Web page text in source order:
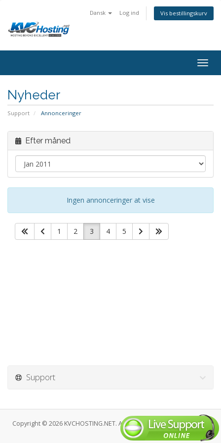
Dansk Log ind Vis bestillingskurv
Nyheder
Support Annonceringer
Efter måned
Ingen annonceringer at vise
1 2 3 4 5
Support
Copyright © 2026 KVCHOSTING.NET. All Rights Reserved.